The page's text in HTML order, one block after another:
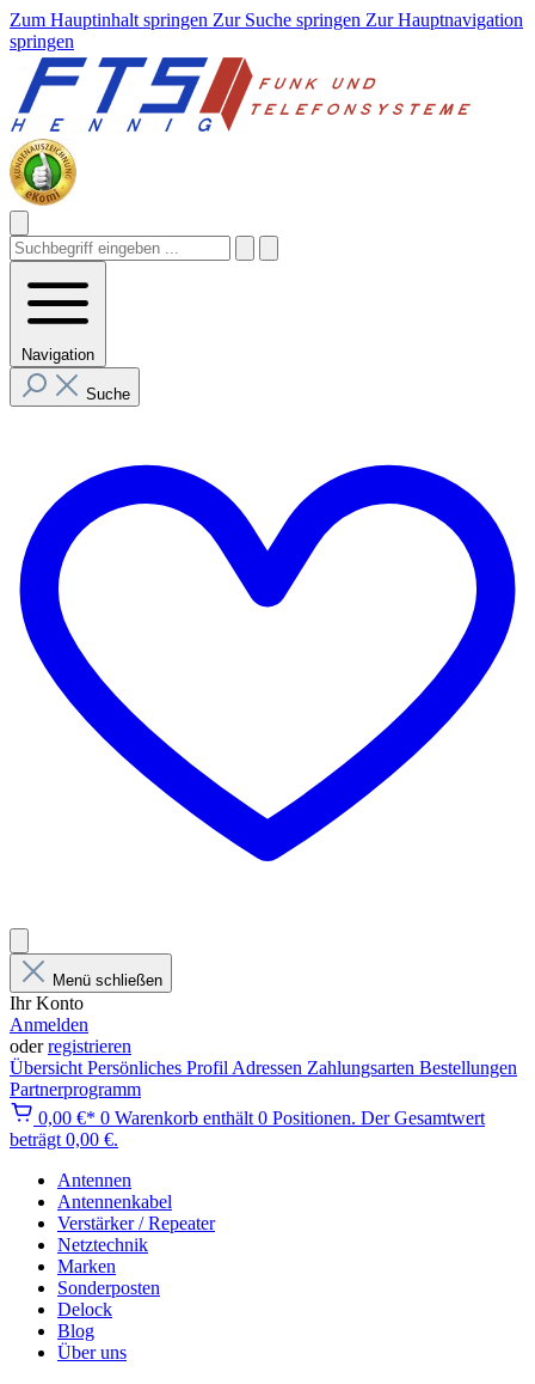
Zum Hauptinhalt springen Zur Suche springen Zur Hauptnavigation
springen
Navigation
Suche
Menü schließen
Ihr Konto
Anmelden
oderregistrieren
Übersicht Persönliches Profil Adressen Zahlungsarten Bestellungen
Partnerprogramm
0,00 €* 0 Warenkorb enthält 0 Positionen. Der Gesamtwert
beträgt 0,00 €.
Antennen
Antennenkabel
Verstärker / Repeater
Netztechnik
Marken
Sonderposten
Delock
Blog
Über uns